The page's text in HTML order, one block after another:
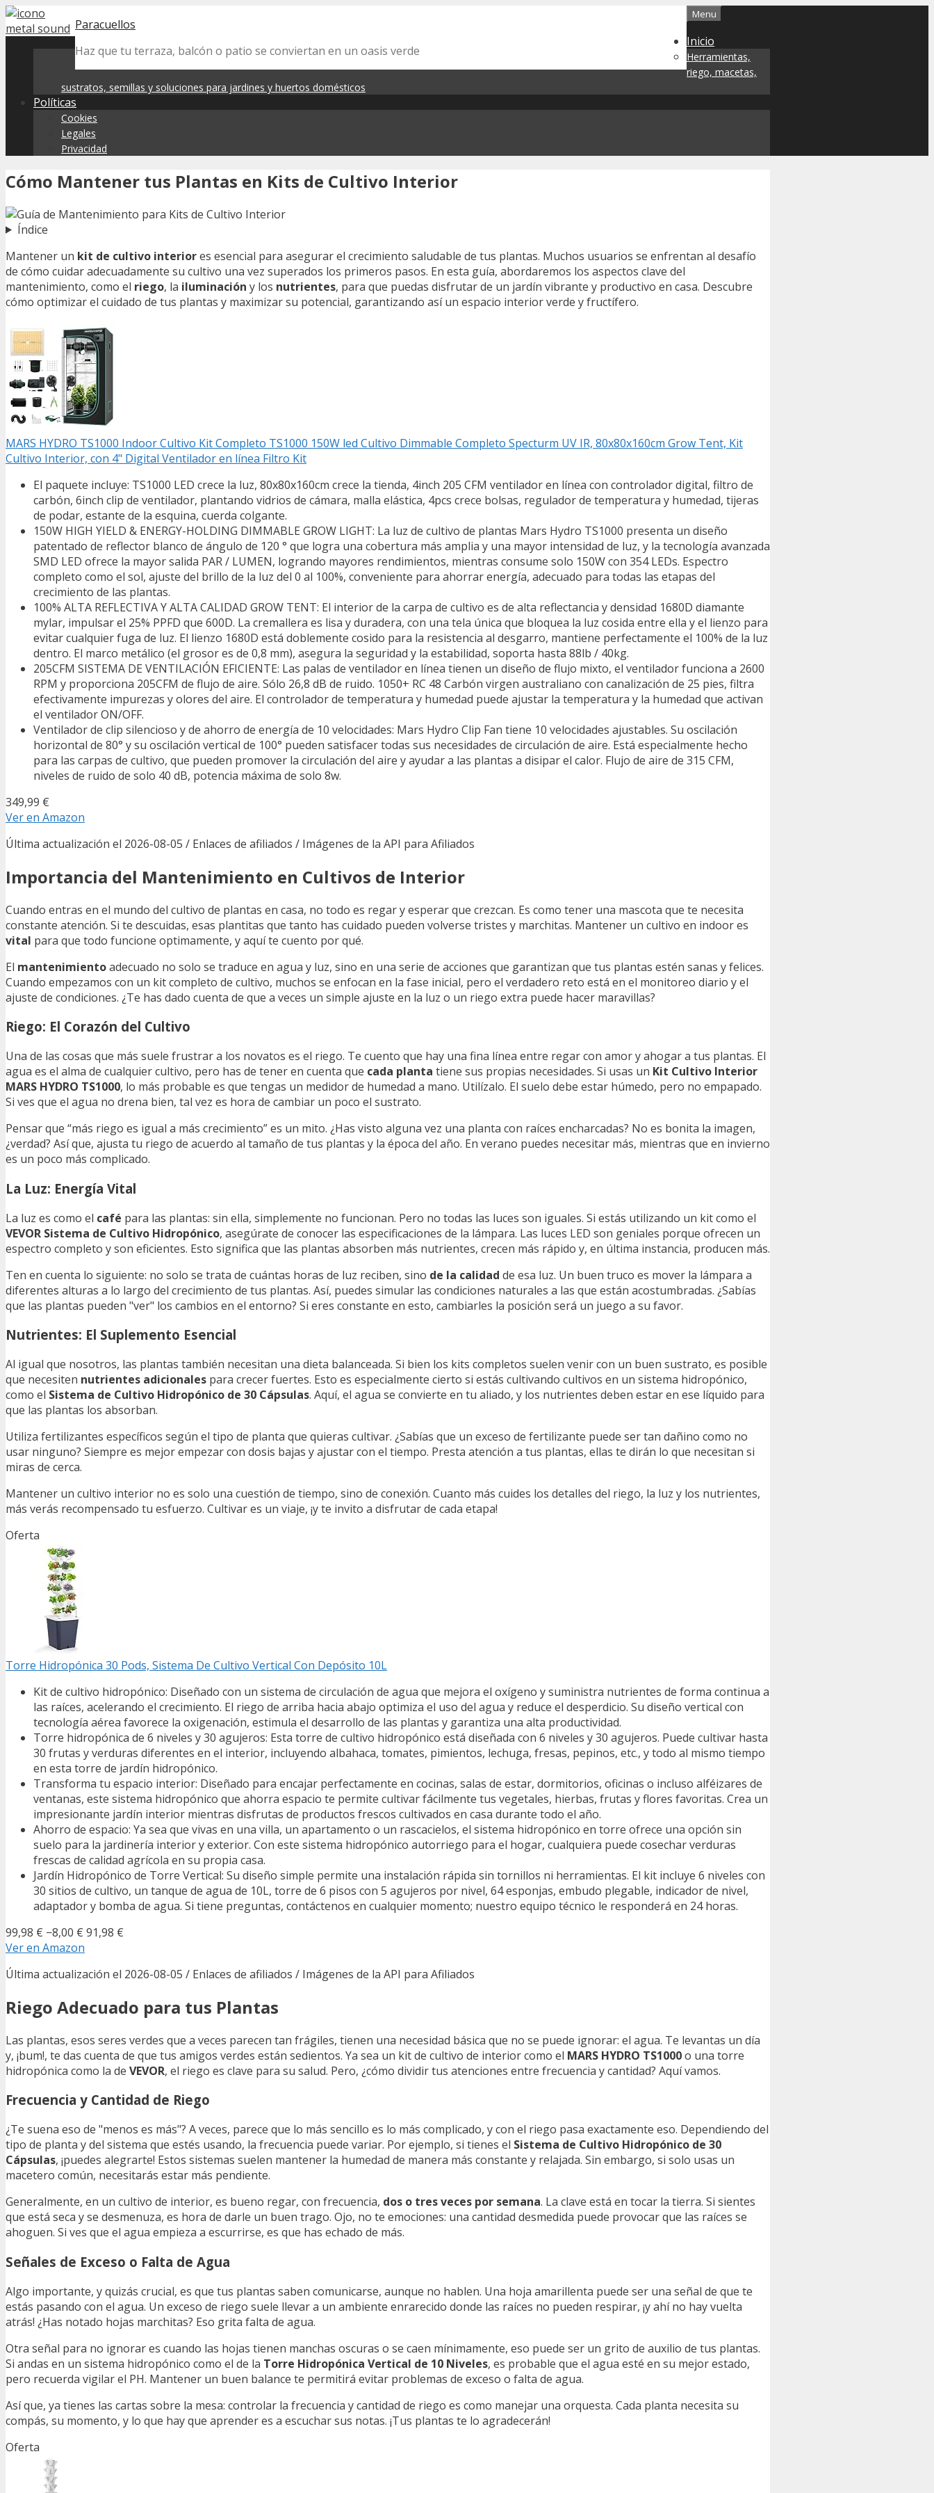
Skip
to
Paracuellos
Haz que tu terraza, balcón o patio se conviertan en un oasis verde
Menu
Inicio
Herramientas,
riego, macetas,
sustratos, semillas y soluciones para jardines y huertos domésticos
Políticas
Cookies
Legales
Privacidad
Cómo Mantener tus Plantas en Kits de Cultivo Interior
Índice
Mantener un kit de cultivo interiores esencial para asegurar el crecimiento saludable de tus plantas. Muchos usuarios se enfrentan al desafío
de cómo cuidar adecuadamente su cultivo una vez superados los primeros pasos. En esta guía, abordaremos los aspectos clave del
mantenimiento, como el riego, la iluminación y los nutrientes, para que puedas disfrutar de un jardín vibrante y productivo en casa. Descubre
cómo optimizar el cuidado de tus plantas y maximizar su potencial, garantizando así un espacio interior verde y fructífero.
MARS HYDRO TS1000 Indoor Cultivo Kit Completo TS1000 150W led Cultivo Dimmable Completo Specturm UV IR, 80x80x160cm Grow Tent, Kit
Cultivo Interior, con 4" Digital Ventilador en línea Filtro Kit
El paquete incluye: TS1000 LED crece la luz, 80x80x160cm crece la tienda, 4inch 205 CFM ventilador en línea con controlador digital, filtro de
carbón, 6inch clip de ventilador, plantando vidrios de cámara, malla elástica, 4pcs crece bolsas, regulador de temperatura y humedad, tijeras
de podar, estante de la esquina, cuerda colgante.
150W HIGH YIELD & ENERGY-HOLDING DIMMABLE GROW LIGHT: La luz de cultivo de plantas Mars Hydro TS1000 presenta un diseño
patentado de reflector blanco de ángulo de 120 ° que logra una cobertura más amplia y una mayor intensidad de luz, y la tecnología avanzada
SMD LED ofrece la mayor salida PAR / LUMEN, logrando mayores rendimientos, mientras consume solo 150W con 354 LEDs. Espectro
completo como el sol, ajuste del brillo de la luz del 0 al 100%, conveniente para ahorrar energía, adecuado para todas las etapas del
crecimiento de las plantas.
100% ALTA REFLECTIVA Y ALTA CALIDAD GROW TENT: El interior de la carpa de cultivo es de alta reflectancia y densidad 1680D diamante
mylar, impulsar el 25% PPFD que 600D. La cremallera es lisa y duradera, con una tela única que bloquea la luz cosida entre ella y el lienzo para
evitar cualquier fuga de luz. El lienzo 1680D está doblemente cosido para la resistencia al desgarro, mantiene perfectamente el 100% de la luz
dentro. El marco metálico (el grosor es de 0,8 mm), asegura la seguridad y la estabilidad, soporta hasta 88lb / 40kg.
205CFM SISTEMA DE VENTILACIÓN EFICIENTE: Las palas de ventilador en línea tienen un diseño de flujo mixto, el ventilador funciona a 2600
RPM y proporciona 205CFM de flujo de aire. Sólo 26,8 dB de ruido. 1050+ RC 48 Carbón virgen australiano con canalización de 25 pies, filtra
efectivamente impurezas y olores del aire. El controlador de temperatura y humedad puede ajustar la temperatura y la humedad que activan
el ventilador ON/OFF.
Ventilador de clip silencioso y de ahorro de energía de 10 velocidades: Mars Hydro Clip Fan tiene 10 velocidades ajustables. Su oscilación
horizontal de 80° y su oscilación vertical de 100° pueden satisfacer todas sus necesidades de circulación de aire. Está especialmente hecho
para las carpas de cultivo, que pueden promover la circulación del aire y ayudar a las plantas a disipar el calor. Flujo de aire de 315 CFM,
niveles de ruido de solo 40 dB, potencia máxima de solo 8w.
349,99 €
Ver en Amazon
Última actualización el 2026-08-05 / Enlaces de afiliados / Imágenes de la API para Afiliados
Importancia del Mantenimiento en Cultivos de Interior
Cuando entras en el mundo del cultivo de plantas en casa, no todo es regar y esperar que crezcan. Es como tener una mascota que te necesita
constante atención. Si te descuidas, esas plantitas que tanto has cuidado pueden volverse tristes y marchitas. Mantener un cultivo en indoor es
vital para que todo funcione optimamente, y aquí te cuento por qué.
El mantenimientoadecuado no solo se traduce en agua y luz, sino en una serie de acciones que garantizan que tus plantas estén sanas y felices.
Cuando empezamos con un kit completo de cultivo, muchos se enfocan en la fase inicial, pero el verdadero reto está en el monitoreo diario y el
ajuste de condiciones. ¿Te has dado cuenta de que a veces un simple ajuste en la luz o un riego extra puede hacer maravillas?
Riego: El Corazón del Cultivo
Una de las cosas que más suele frustrar a los novatos es el riego. Te cuento que hay una fina línea entre regar con amor y ahogar a tus plantas. El
agua es el alma de cualquier cultivo, pero has de tener en cuenta que cada planta tiene sus propias necesidades. Si usas un Kit Cultivo Interior
MARS HYDRO TS1000, lo más probable es que tengas un medidor de humedad a mano. Utilízalo. El suelo debe estar húmedo, pero no empapado.
Si ves que el agua no drena bien, tal vez es hora de cambiar un poco el sustrato.
Pensar que “más riego es igual a más crecimiento” es un mito. ¿Has visto alguna vez una planta con raíces encharcadas? No es bonita la imagen,
¿verdad? Así que, ajusta tu riego de acuerdo al tamaño de tus plantas y la época del año. En verano puedes necesitar más, mientras que en invierno
es un poco más complicado.
La Luz: Energía Vital
La luz es como el café para las plantas: sin ella, simplemente no funcionan. Pero no todas las luces son iguales. Si estás utilizando un kit como el
VEVOR Sistema de Cultivo Hidropónico, asegúrate de conocer las especificaciones de la lámpara. Las luces LED son geniales porque ofrecen un
espectro completo y son eficientes. Esto significa que las plantas absorben más nutrientes, crecen más rápido y, en última instancia, producen más.
Ten en cuenta lo siguiente: no solo se trata de cuántas horas de luz reciben, sino de la calidad de esa luz. Un buen truco es mover la lámpara a
diferentes alturas a lo largo del crecimiento de tus plantas. Así, puedes simular las condiciones naturales a las que están acostumbradas. ¿Sabías
que las plantas pueden "ver" los cambios en el entorno? Si eres constante en esto, cambiarles la posición será un juego a su favor.
Nutrientes: El Suplemento Esencial
Al igual que nosotros, las plantas también necesitan una dieta balanceada. Si bien los kits completos suelen venir con un buen sustrato, es posible
que necesiten nutrientes adicionales para crecer fuertes. Esto es especialmente cierto si estás cultivando cultivos en un sistema hidropónico,
como el Sistema de Cultivo Hidropónico de 30 Cápsulas. Aquí, el agua se convierte en tu aliado, y los nutrientes deben estar en ese líquido para
que las plantas los absorban.
Utiliza fertilizantes específicos según el tipo de planta que quieras cultivar. ¿Sabías que un exceso de fertilizante puede ser tan dañino como no
usar ninguno? Siempre es mejor empezar con dosis bajas y ajustar con el tiempo. Presta atención a tus plantas, ellas te dirán lo que necesitan si
miras de cerca.
Mantener un cultivo interior no es solo una cuestión de tiempo, sino de conexión. Cuanto más cuides los detalles del riego, la luz y los nutrientes,
más verás recompensado tu esfuerzo. Cultivar es un viaje, ¡y te invito a disfrutar de cada etapa!
Oferta
Torre Hidropónica 30 Pods, Sistema De Cultivo Vertical Con Depósito 10L
Kit de cultivo hidropónico: Diseñado con un sistema de circulación de agua que mejora el oxígeno y suministra nutrientes de forma continua a
las raíces, acelerando el crecimiento. El riego de arriba hacia abajo optimiza el uso del agua y reduce el desperdicio. Su diseño vertical con
tecnología aérea favorece la oxigenación, estimula el desarrollo de las plantas y garantiza una alta productividad.
Torre hidropónica de 6 niveles y 30 agujeros: Esta torre de cultivo hidropónico está diseñada con 6 niveles y 30 agujeros. Puede cultivar hasta
30 frutas y verduras diferentes en el interior, incluyendo albahaca, tomates, pimientos, lechuga, fresas, pepinos, etc., y todo al mismo tiempo
en esta torre de jardín hidropónico.
Transforma tu espacio interior: Diseñado para encajar perfectamente en cocinas, salas de estar, dormitorios, oficinas o incluso alféizares de
ventanas, este sistema hidropónico que ahorra espacio te permite cultivar fácilmente tus vegetales, hierbas, frutas y flores favoritas. Crea un
impresionante jardín interior mientras disfrutas de productos frescos cultivados en casa durante todo el año.
Ahorro de espacio: Ya sea que vivas en una villa, un apartamento o un rascacielos, el sistema hidropónico en torre ofrece una opción sin
suelo para la jardinería interior y exterior. Con este sistema hidropónico autorriego para el hogar, cualquiera puede cosechar verduras
frescas de calidad agrícola en su propia casa.
Jardín Hidropónico de Torre Vertical: Su diseño simple permite una instalación rápida sin tornillos ni herramientas. El kit incluye 6 niveles con
30 sitios de cultivo, un tanque de agua de 10L, torre de 6 pisos con 5 agujeros por nivel, 64 esponjas, embudo plegable, indicador de nivel,
adaptador y bomba de agua. Si tiene preguntas, contáctenos en cualquier momento; nuestro equipo técnico le responderá en 24 horas.
99,98 € −8,00 € 91,98 €
Ver en Amazon
Última actualización el 2026-08-05 / Enlaces de afiliados / Imágenes de la API para Afiliados
Riego Adecuado para tus Plantas
Las plantas, esos seres verdes que a veces parecen tan frágiles, tienen una necesidad básica que no se puede ignorar: el agua. Te levantas un día
y, ¡bum!, te das cuenta de que tus amigos verdes están sedientos. Ya sea un kit de cultivo de interior como el MARS HYDRO TS1000o una torre
hidropónica como la de VEVOR, el riego es clave para su salud. Pero, ¿cómo dividir tus atenciones entre frecuencia y cantidad? Aquí vamos.
Frecuencia y Cantidad de Riego
¿Te suena eso de "menos es más"? A veces, parece que lo más sencillo es lo más complicado, y con el riego pasa exactamente eso. Dependiendo del
tipo de planta y del sistema que estés usando, la frecuencia puede variar. Por ejemplo, si tienes el Sistema de Cultivo Hidropónico de 30
Cápsulas, ¡puedes alegrarte! Estos sistemas suelen mantener la humedad de manera más constante y relajada. Sin embargo, si solo usas un
macetero común, necesitarás estar más pendiente.
Generalmente, en un cultivo de interior, es bueno regar, con frecuencia, dos o tres veces por semana. La clave está en tocar la tierra. Si sientes
que está seca y se desmenuza, es hora de darle un buen trago. Ojo, no te emociones: una cantidad desmedida puede provocar que las raíces se
ahoguen. Si ves que el agua empieza a escurrirse, es que has echado de más.
Señales de Exceso o Falta de Agua
Algo importante, y quizás crucial, es que tus plantas saben comunicarse, aunque no hablen. Una hoja amarillenta puede ser una señal de que te
estás pasando con el agua. Un exceso de riego suele llevar a un ambiente enrarecido donde las raíces no pueden respirar, ¡y ahí no hay vuelta
atrás! ¿Has notado hojas marchitas? Eso grita falta de agua.
Otra señal para no ignorar es cuando las hojas tienen manchas oscuras o se caen mínimamente, eso puede ser un grito de auxilio de tus plantas.
Si andas en un sistema hidropónico como el de la Torre Hidropónica Vertical de 10 Niveles, es probable que el agua esté en su mejor estado,
pero recuerda vigilar el PH. Mantener un buen balance te permitirá evitar problemas de exceso o falta de agua.
Así que, ya tienes las cartas sobre la mesa: controlar la frecuencia y cantidad de riego es como manejar una orquesta. Cada planta necesita su
compás, su momento, y lo que hay que aprender es a escuchar sus notas. ¡Tus plantas te lo agradecerán!
Oferta